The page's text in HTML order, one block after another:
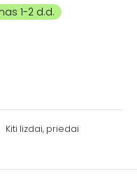
Kiti lizdai, priedai